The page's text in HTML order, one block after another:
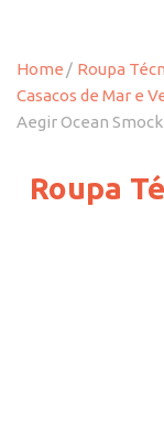
Home
Roupa
Casacos de Mar e
Aegir Ocean Smock
Roupa